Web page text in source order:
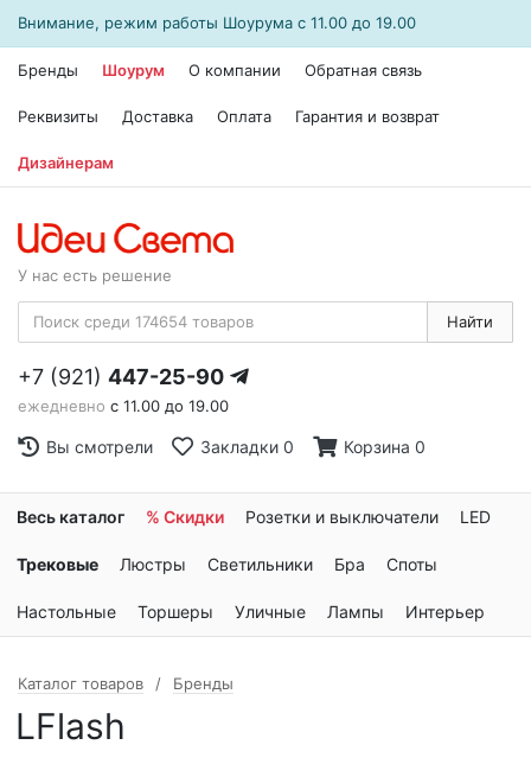
Внимание, режим работы Шоурума с 11.00 до 19.00
Бренды Шоурум О компании Обратная связь
Реквизиты Доставка Оплата Гарантия и возврат
Дизайнерам
У нас есть решение
Найти
+7 (921) 447-25-90
ежедневно с 11.00 до 19.00
Вы смотрели Закладки 0 Корзина 0
Весь каталог % Скидки Розетки и выключатели LED
Трековые Люстры Светильники Бра Споты
Настольные Торшеры Уличные Лампы Интерьер
Каталог товаров Бренды
LFlash